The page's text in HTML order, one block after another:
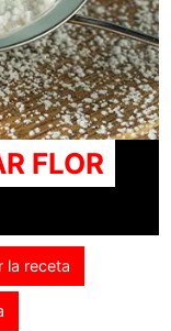
FLOR
la receta